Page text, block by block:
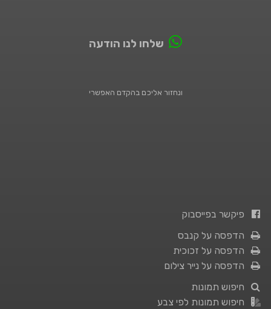
שלחו לנו הודעה
ונחזור אליכם בהקדם האפשרי
פיקשר בפייסבוק
הדפסה על קנבס
הדפסה על זכוכית
הדפסה על נייר צילום
חיפוש תמונות
חיפוש תמונות לפי צבע